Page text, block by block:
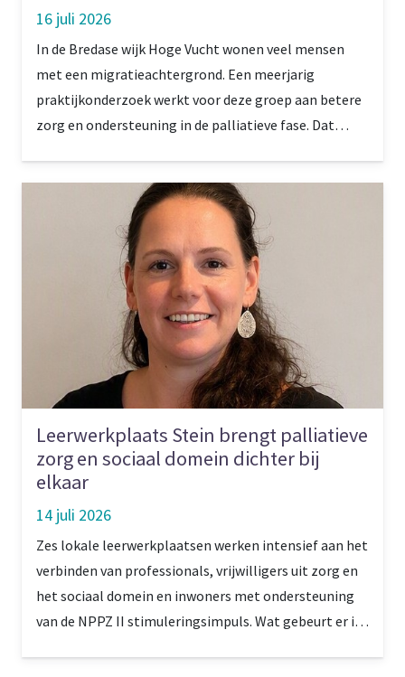
16 juli 2026
In de Bredase wijk Hoge Vucht wonen veel mensen
met een migratieachtergrond. Een meerjarig
praktijkonderzoek werkt voor deze groep aan betere
zorg en ondersteuning in de palliatieve fase. Dat
zijn blijvende connecties ontstaan.’
Leerwerkplaats Stein brengt palliatieve
zorg en sociaal domein dichter bij
elkaar
14 juli 2026
Zes lokale leerwerkplaatsen werken intensief aan het
verbinden van professionals, vrijwilligers uit zorg en
het sociaal domein en inwoners met ondersteuning
van de NPPZ II stimuleringsimpuls. Wat gebeurt er in